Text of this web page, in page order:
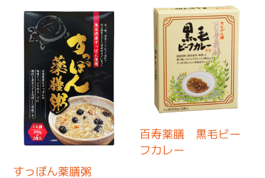
すっぽん薬膳粥
百寿薬膳 黒毛ビー
フカレー